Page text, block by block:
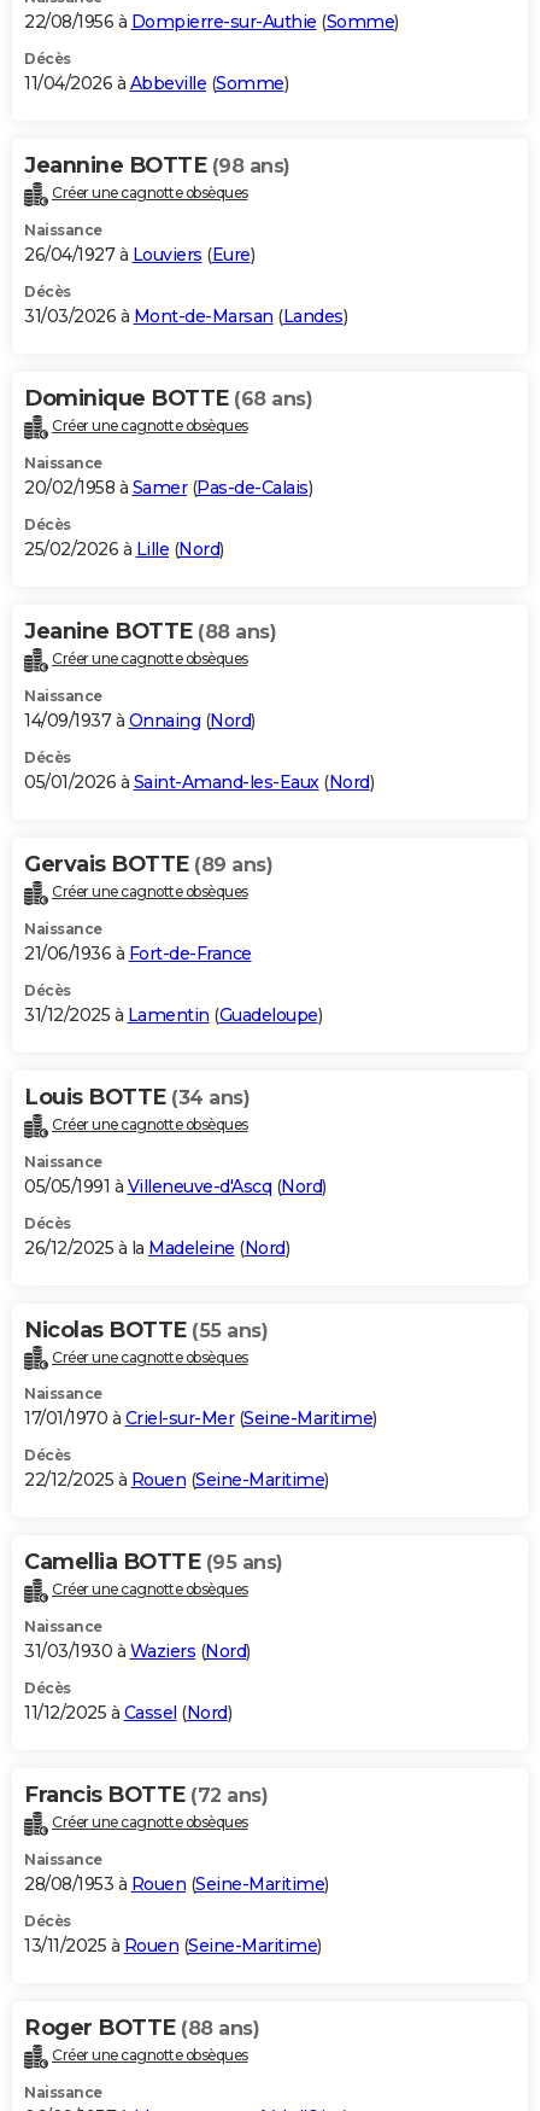
22/08/1956 à Dompierre-sur-Authie (Somme)
Décès
11/04/2026 à Abbeville (Somme)
Jeannine BOTTE (98 ans)
Créer une cagnotte obsèques
Naissance
26/04/1927 à Louviers (Eure)
Décès
31/03/2026 à Mont-de-Marsan (Landes)
Dominique BOTTE (68 ans)
Créer une cagnotte obsèques
Naissance
20/02/1958 à Samer(Pas-de-Calais)
Décès
25/02/2026 à Lille (Nord)
Jeanine BOTTE (88 ans)
Créer une cagnotte obsèques
Naissance
14/09/1937 à Onnaing (Nord)
Décès
05/01/2026 à Saint-Amand-les-Eaux(Nord)
Gervais BOTTE (89 ans)
Créer une cagnotte obsèques
Naissance
21/06/1936 à Fort-de-France
Décès
31/12/2025 à Lamentin (Guadeloupe)
Louis BOTTE (34 ans)
Créer une cagnotte obsèques
Naissance
05/05/1991 à Villeneuve-d'Ascq (Nord)
Décès
26/12/2025 à la Madeleine (Nord)
Nicolas BOTTE (55 ans)
Créer une cagnotte obsèques
Naissance
17/01/1970 à Criel-sur-Mer(Seine-Maritime)
Décès
22/12/2025 à Rouen (Seine-Maritime)
Camellia BOTTE (95 ans)
Créer une cagnotte obsèques
Naissance
31/03/1930 à Waziers (Nord)
Décès
11/12/2025 à Cassel (Nord)
Francis BOTTE (72 ans)
Créer une cagnotte obsèques
Naissance
28/08/1953 à Rouen (Seine-Maritime)
Décès
13/11/2025 à Rouen (Seine-Maritime)
Roger BOTTE (88 ans)
Créer une cagnotte obsèques
Naissance